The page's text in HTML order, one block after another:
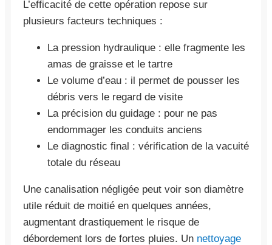
L’efficacité de cette opération repose sur
plusieurs facteurs techniques :
La pression hydraulique : elle fragmente les
amas de graisse et le tartre
Le volume d’eau : il permet de pousser les
débris vers le regard de visite
La précision du guidage : pour ne pas
endommager les conduits anciens
Le diagnostic final : vérification de la vacuité
totale du réseau
Une canalisation négligée peut voir son diamètre
utile réduit de moitié en quelques années,
augmentant drastiquement le risque de
débordement lors de fortes pluies. Un nettoyage